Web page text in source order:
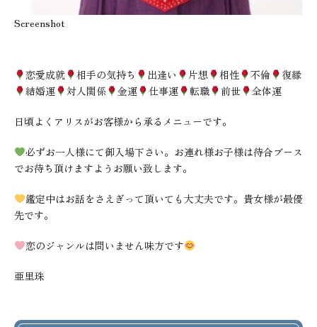
Screenshot
恋愛成就 相手の気持ち 出逢い 片想 相性 不倫
復縁
結婚運
対人関係 金運 仕事運 転職 前世 全体運
日頃よくアリスがお客様から承るメニューです。
必ずお一人様にて御入場下さい。お連れ様お子様は待合ブース
でお待ち頂けますようお願い致します。
鑑定中はお話をさえぎって頂いても大丈夫です。貴女様が最優
先です。
恋のジャンルは問いません味方です
亜里珠